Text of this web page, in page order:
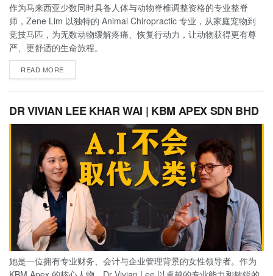
作为马来西亚少数同时具备人体与动物脊椎调整资格的专业整脊
师，Zene Lim 以独特的 Animal Chiropractic 专业，从家庭宠物到
竞技马匹，为无数动物缓解疼痛、恢复行动力，让动物获得更有尊
严、更舒适的生命旅程。
READ MORE
DR VIVIAN LEE KHAR WAI | KBM APEX SDN BHD
她是一位拥有专业财务、会计与企业管理背景的女性领导者。作为